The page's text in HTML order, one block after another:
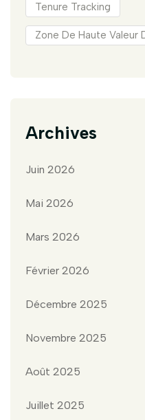
Tenure Tracking
Zone De Haute Valeur
Archives
Juin 2026
Mai 2026
Mars 2026
Février 2026
Décembre 2025
Novembre 2025
Août 2025
Juillet 2025